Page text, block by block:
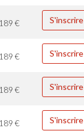
189€ S'inscrire
189€ S'inscrire
189€ S'inscrire
189€ S'inscrire